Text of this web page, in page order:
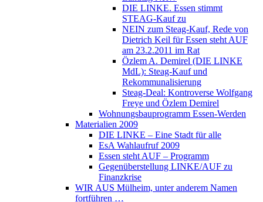
DIE LINKE. Essen stimmt
STEAG-Kauf zu
NEIN zum Steag-Kauf, Rede von
Dietrich Keil für Essen steht AUF
am 23.2.2011 im Rat
Özlem A. Demirel (DIE LINKE
MdL): Steag-Kauf und
Rekommunalisierung
Steag-Deal: Kontroverse Wolfgang
Freye und Özlem Demirel
Wohnungsbauprogramm Essen-Werden
Materialien 2009
DIE LINKE – Eine Stadt für alle
EsA Wahlaufruf 2009
Essen steht AUF – Programm
Gegenüberstellung LINKE/AUF zu
Finanzkrise
WIR AUS Mülheim, unter anderem Namen
fortführen …